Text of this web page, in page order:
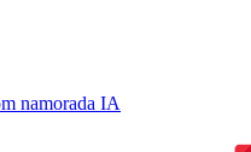
namorada IA